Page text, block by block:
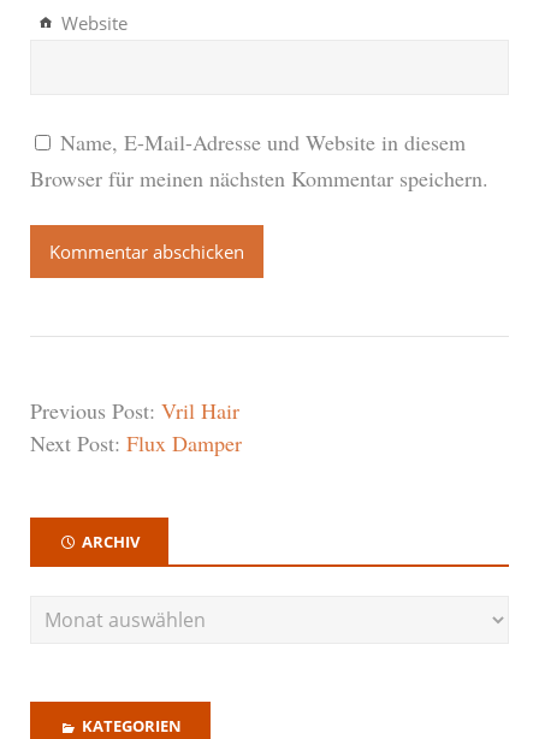
Website
Name, E-Mail-Adresse und Website in diesem
Browser für meinen nächsten Kommentar speichern.
Previous Post: Vril Hair
Next Post: Flux Damper
ARCHIV
KATEGORIEN